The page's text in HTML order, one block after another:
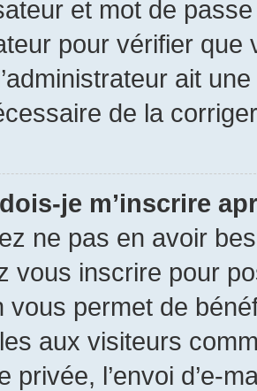
et mot de
pour vérifier
ait
de la
je m’inscrire
ne pas en avoir
vous inscrire pour
vous permet de
aux visiteurs
privée, l’envoi d’e-